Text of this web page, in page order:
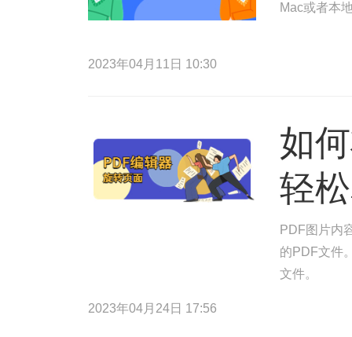
Mac或者本
2023年04月11日 10:30
如
轻
PDF图片内
的PDF文件
文件。
2023年04月24日 17:56